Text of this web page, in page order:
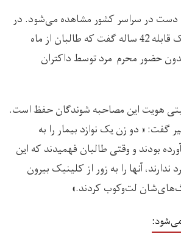
دست در سراسر کشور مشاهده می‌شود. در
ولایت جنوبی غزنی، یک قابله 42 ساله گفت که طالبان از ماه
حضور محرم مرد توسط داکتران
هویت این مصاحبه شوندگان حفظ است.
گفت: « دو زن یک نوازد بیمار را به
بودند و وقتی طالبان فهمیدند که این
آنها را به زور از کلینیک بیرون
لت‌وکوب کردند.»